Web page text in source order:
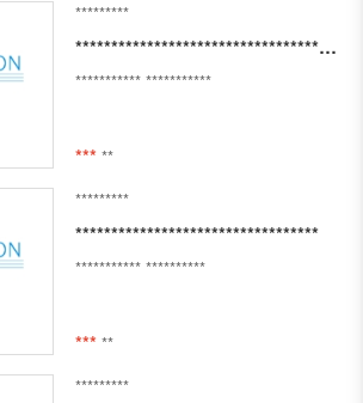
*********
*************************************************************************************
*********** ***********
*** **
*********
**********************************
*********** **********
*** **
*********